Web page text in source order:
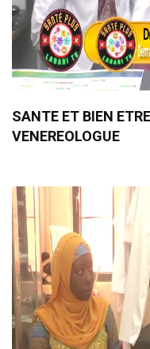
SANTE ET BIEN
VENEREOLOGUE